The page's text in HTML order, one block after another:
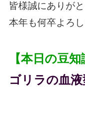
皆様誠にありが
本年も何卒よろ
【本日の豆知
ゴリラの血